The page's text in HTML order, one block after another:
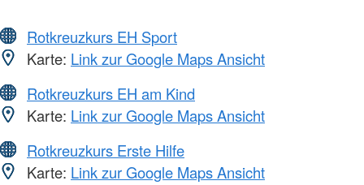
Rotkreuzkurs EH Sport
Karte: Link zur Google Maps Ansicht
Rotkreuzkurs EH am Kind
Karte: Link zur Google Maps Ansicht
Rotkreuzkurs Erste Hilfe
Karte: Link zur Google Maps Ansicht